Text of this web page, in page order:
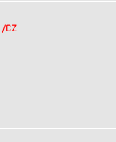
/CZ